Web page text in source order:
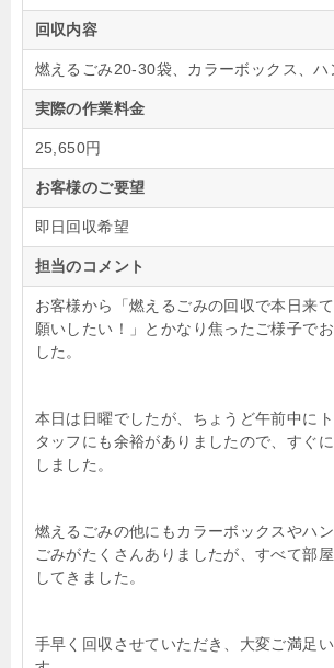
回収内容
燃えるごみ20-30袋、カラーボックス、ハ
実際の作業料金
25,650円
お客様のご要望
即日回収希望
担当のコメント
お客様から「燃えるごみの回収で本日来
願いしたい！」とかなり焦ったご様子で
した。
本日は日曜でしたが、ちょうど午前中に
タッフにも余裕がありましたので、すぐ
しました。
燃えるごみの他にもカラーボックスやハ
ごみがたくさんありましたが、すべて部
してきました。
手早く回収させていただき、大変ご満足